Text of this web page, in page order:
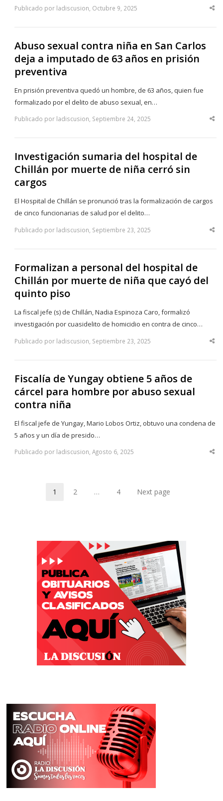
Publicado por ladiscusion, Octubre 9, 2025
Abuso sexual contra niña en San Carlos
deja a imputado de 63 años en prisión
preventiva
En prisión preventiva quedó un hombre, de 63 años, quien fue
formalizado por el delito de abuso sexual, en…
Publicado por ladiscusion, Septiembre 24, 2025
Investigación sumaria del hospital de
Chillán por muerte de niña cerró sin
cargos
El Hospital de Chillán se pronunció tras la formalización de cargos
de cinco funcionarias de salud por el delito…
Publicado por ladiscusion, Septiembre 23, 2025
Formalizan a personal del hospital de
Chillán por muerte de niña que cayó del
quinto piso
La fiscal jefe (s) de Chillán, Nadia Espinoza Caro, formalizó
investigación por cuasidelito de homicidio en contra de cinco…
Publicado por ladiscusion, Septiembre 23, 2025
Fiscalía de Yungay obtiene 5 años de
cárcel para hombre por abuso sexual
contra niña
El fiscal jefe de Yungay, Mario Lobos Ortiz, obtuvo una condena de
5 años y un día de presido…
Publicado por ladiscusion, Agosto 6, 2025
Page
1 Page
2 … Page
4 Next page